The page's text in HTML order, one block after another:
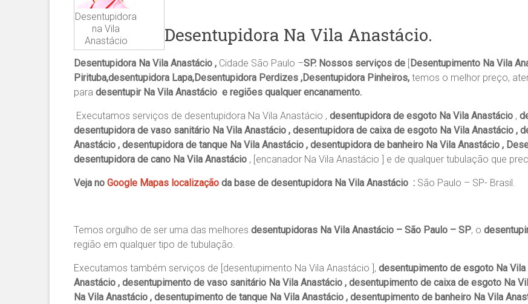
Desentupidora
na Vila
Anastácio
Desentupidora Na Vila Anastácio.
Desentupidora Na Vila Anastácio , Cidade São Paulo –SP. Nossos serviços de Desentupimento Na Vila
Pirituba,desentupidora Lapa,Desentupidora Perdizes ,Desentupidora Pinheiros, temos o melhor preço,
para desentupir Na Vila Anastácio e regiões qualquer encanamento.
Executamos serviços de desentupidora Na Vila Anastácio , desentupidora de esgoto Na Vila Anastácio ,
desentupidora de vaso sanitário Na Vila Anastácio , desentupidora de caixa de esgoto Na Vila Anastácio ,
Anastácio , desentupidora de tanque Na Vila Anastácio , desentupidora de banheiro Na Vila Anastácio ,
desentupidora de cano Na Vila Anastácio , [encanador Na Vila Anastácio ] e de qualquer tubulação que
Veja no Google Mapas localização da base de desentupidora Na Vila Anastácio : São Paulo – SP- Brasil.
Temos orgulho de ser uma das melhores desentupidoras Na Vila Anastácio – São Paulo – SP, o
região em qualquer tipo de tubulação.
Executamos também serviços de [desentupimento Na Vila Anastácio ], desentupimento de esgoto Na Vila
Anastácio , desentupimento de vaso sanitário Na Vila Anastácio , desentupimento de caixa de esgoto Na
Na Vila Anastácio , desentupimento de tanque Na Vila Anastácio , desentupimento de banheiro Na Vila